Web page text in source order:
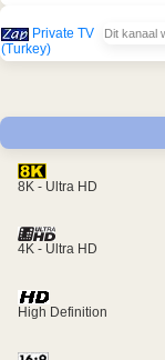
Private TV
(Turkey)
Dit kanaal
8K - Ultra HD
4K - Ultra HD
High Definition